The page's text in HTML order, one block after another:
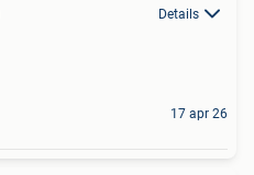
Details
17 apr 26